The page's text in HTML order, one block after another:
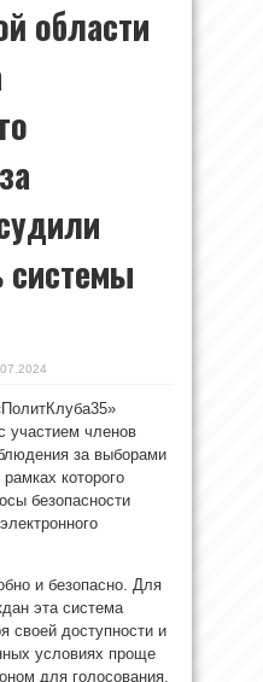
области
системы
участием членов
за выборами
которого
безопасности
и безопасно. Для
эта система
своей доступности и
условиях проще
для голосования,